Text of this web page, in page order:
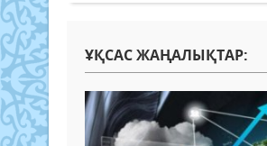
ҰҚСАС ЖАҢАЛЫҚТАР: